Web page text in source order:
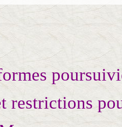
restrictions